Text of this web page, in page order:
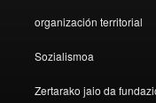
organización territorial
Sozialismoa
Zertarako jaio da